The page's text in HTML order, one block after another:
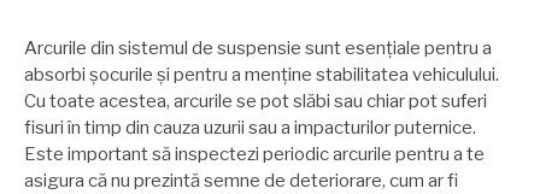
Arcurile din sistemul de suspensie sunt esențiale pentru a
absorbi șocurile și pentru a menține stabilitatea vehiculului.
Cu toate acestea, arcurile se pot slăbi sau chiar pot suferi
fisuri în timp din cauza uzurii sau a impacturilor puternice.
Este important să inspectezi periodic arcurile pentru a te
asigura că nu prezintă semne de deteriorare, cum ar fi